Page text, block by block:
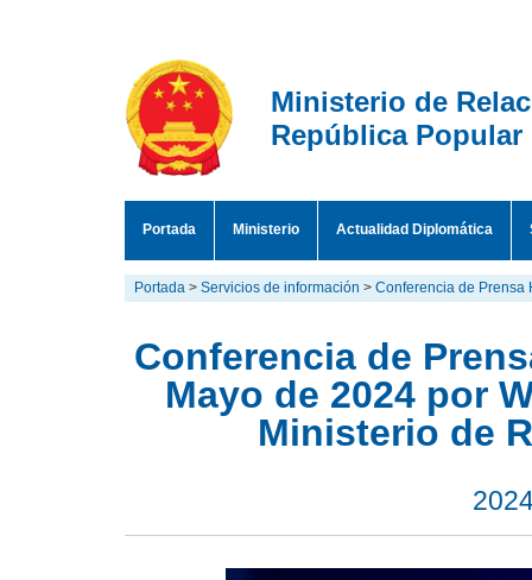
Ministerio de
República Popular
Portada Ministerio Actualidad Diplomática
Portada > Servicios de información > Conferencia de Prensa
Conferencia de
Mayo de 2024 por
Ministerio de